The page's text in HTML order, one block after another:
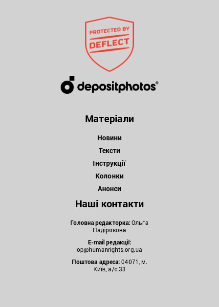
Матеріали
Новини
Тексти
Інструкції
Колонки
Анонси
Наші контакти
Головна редакторка:Ольга
Падірякова
E-mail редакції:
op@humanrights.org.ua
Поштова адреса:04071, м.
Київ, а/с 33